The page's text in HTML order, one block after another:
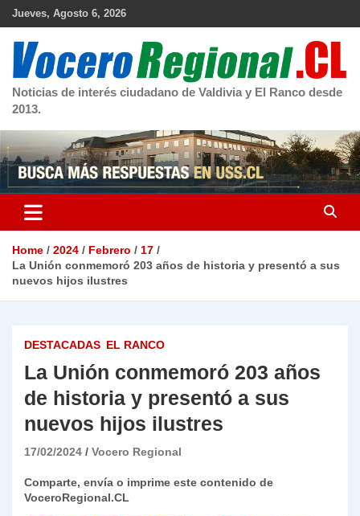
Skip
Jueves, Agosto 6, 2026
Noticias de interés ciudadano de Valdivia y El Ranco desde
2013.
Home 2024 Febrero
17
La Unión conmemoró 203 años de historia y presentó a sus
nuevos hijos ilustres
DESTACADAS EL RANCO
La Unión conmemoró 203 años
de historia y presentó a sus
nuevos hijos ilustres
17/02/2024 Vocero Regional
Comparte, envía o imprime este contenido de
VoceroRegional.CL